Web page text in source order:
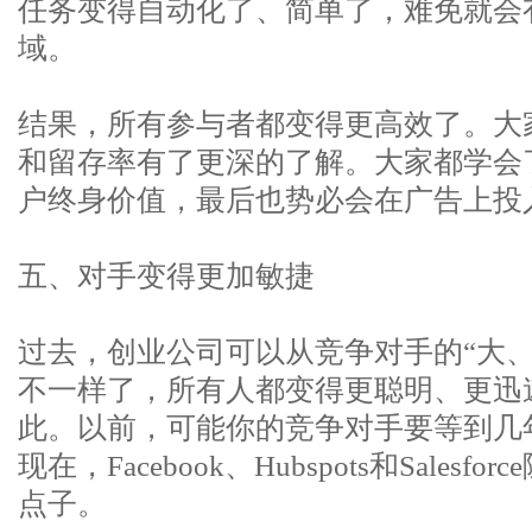
任务变得自动化了、简单了，难免就
域。
结果，所有参与者都变得更高效了。
和留存率有了更深的了解。大家都学
户终身价值，最后也势必会在广告上
五、对手变得更加敏捷
过去，创业公司可以从竞争对手的“大
不一样了，所有人都变得更聪明、更
此。以前，可能你的竞争对手要等到
现在，Facebook、Hubspots和
点子。